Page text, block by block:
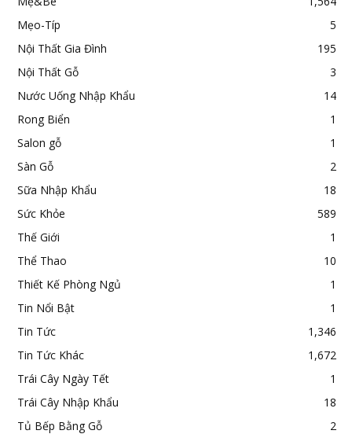
Mẹo-Típ
5
Nội Thất Gia Đình
195
Nội Thất Gỗ
3
Nước Uống Nhập Khẩu
14
Rong Biển
1
Salon gỗ
1
Sàn Gỗ
2
Sữa Nhập Khẩu
18
Sức Khỏe
589
Thế Giới
1
Thể Thao
10
Thiết Kế Phòng Ngủ
1
Tin Nổi Bật
1
Tin Tức
1,346
Tin Tức Khác
1,672
Trái Cây Ngày Tết
1
Trái Cây Nhập Khẩu
18
Tủ Bếp Bằng Gỗ
2